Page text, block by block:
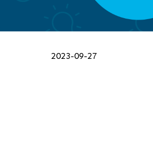
2023-09-27